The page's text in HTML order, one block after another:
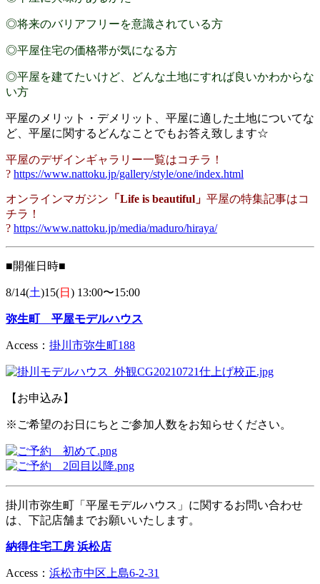
◎将来のバリアフリーを意識されている方
◎平屋住宅の価格帯が気になる方
◎平屋を建てたいけど、どんな土地にすれば良いかわからな
い方
平屋のメリット・デメリット、平屋に適した土地についてな
ど、平屋に関するどんなことでもお答え致します☆
平屋のデザインギャラリー一覧はコチラ！
? https://www.nattoku.jp/gallery/style/one/index.html
オンラインマガジン 「Life is beautiful」 平屋の特集記事はコ
チラ！
? https://www.nattoku.jp/media/maduro/hiraya/
■開催日時■
8/14(土)15(日 ) 13:00〜15:00
弥生町 平屋モデルハウス
Access： 掛川市弥生町188
【お申込み】
※ご希望のお日にちとご参加人数をお知らせください。
掛川市弥生町「平屋モデルハウス」に関するお問い合わせ
は、下記店舗までお願いいたします。
納得住宅工房 浜松店
Access： 浜松市中区上島6-2-31